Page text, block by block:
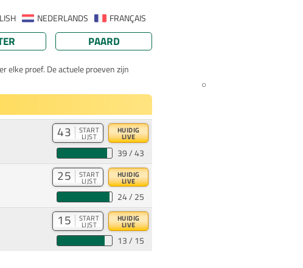
FRANÇAIS
NEDERLANDS
PAARD
elke proef. De actuele proeven zijn
43 START
LIJST
HUIDIG
LIVE
39 / 43
25 START
LIJST
HUIDIG
LIVE
24 / 25
15 START
LIJST
HUIDIG
LIVE
13 / 15